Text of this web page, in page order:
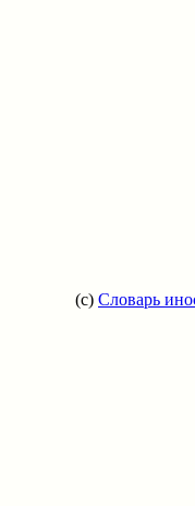
(c) Словарь